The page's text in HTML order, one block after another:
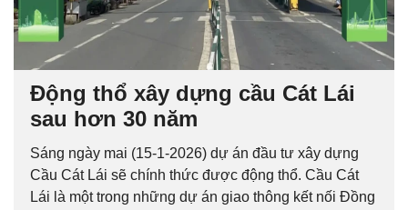
Động thổ xây dựng cầu Cát Lái
sau hơn 30 năm
Sáng ngày mai (15-1-2026) dự án đầu tư xây dựng
Cầu Cát Lái sẽ chính thức được động thổ. Cầu Cát
Lái là một trong những dự án giao thông kết nối Đồng